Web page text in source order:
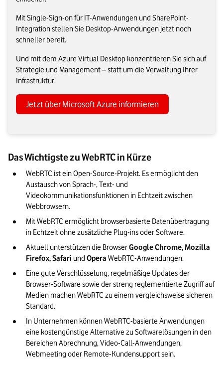
Mit Single-Sign-on für IT-Anwendungen und SharePoint-
Integration stellen Sie Desktop-Anwendungen jetzt noch
schneller bereit.
Und mit dem Azure Virtual Desktop konzentrieren Sie sich auf
Strategie und Management – statt um die Verwaltung Ihrer
Infrastruktur.
Jetzt über Microsoft Azure informieren
Das Wichtigste zu WebRTC in Kürze
WebRTC ist ein Open-Source-Projekt. Es ermöglicht den
Austausch von Sprach-, Text- und
Videokommunikationsfunktionen in Echtzeit zwischen
Webbrowsern.
Mit WebRTC ermöglicht browserbasierte Datenübertragung
in Echtzeit ohne zusätzliche Plug-ins oder Software.
Aktuell unterstützen die Browser Google Chrome, Mozilla
Firefox, Safari und Opera WebRTC-Anwendungen.
Eine gute Verschlüsselung, regelmäßige Updates der
Browser-Software sowie der streng reglementierte Zugriff auf
Medien machen WebRTC zu einem vergleichsweise sicheren
Standard.
In Unternehmen können WebRTC-basierte Anwendungen
eine kostengünstige Alternative zu Softwarelösungen in den
Bereichen Abrechnung, Video-Call-Anwendungen,
Webmeeting oder Remote-Kundensupport sein.